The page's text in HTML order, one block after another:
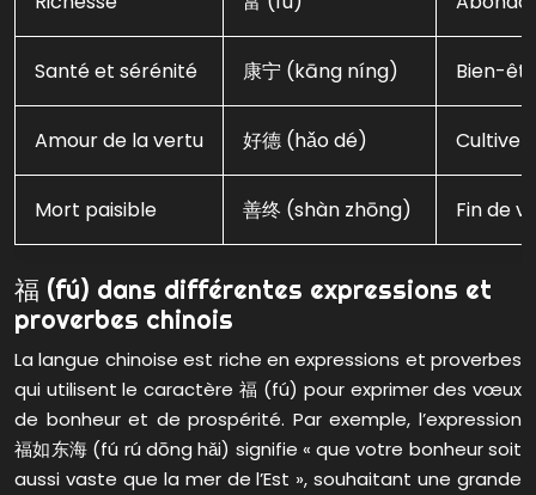
Santé et sérénité 康宁 (kāng níng) Bien-
Amour de la vertu 好德 (hǎo dé) Cultiver
Mort paisible 善终 (shàn zhōng) Fin de
福 (fú) dans différentes expressions et
proverbes chinois
La langue chinoise est riche en expressions et proverbes
qui utilisent le caractère 福 (fú) pour exprimer des vœux
de bonheur et de prospérité. Par exemple, l’expression
福如东海 (fú rú dōng hǎi) signifie « que votre bonheur soit
aussi vaste que la mer de l’Est », souhaitant une grande